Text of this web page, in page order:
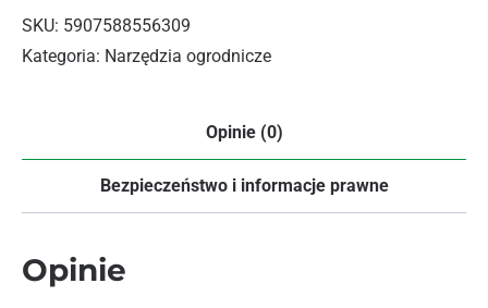
SKU: 5907588556309
Kategoria: Narzędzia ogrodnicze
Opinie (0)
Bezpieczeństwo i informacje prawne
Opinie